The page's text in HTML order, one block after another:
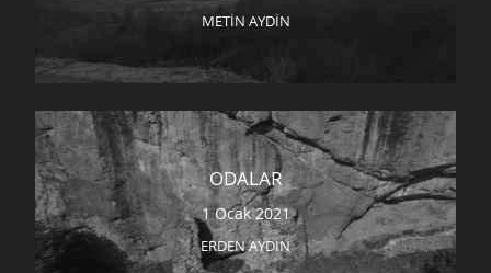
METIN AYDIN
ODALAR
1 Ocak 2021
ERDEN AYDIN